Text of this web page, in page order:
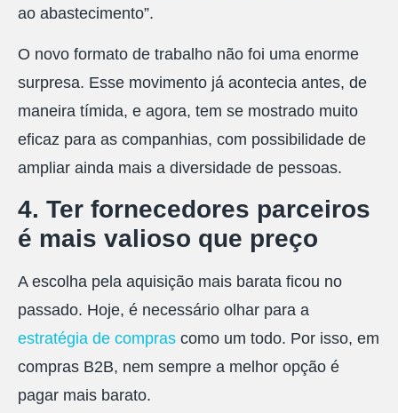
ao abastecimento”.
O novo formato de trabalho não foi uma enorme
surpresa. Esse movimento já acontecia antes, de
maneira tímida, e agora, tem se mostrado muito
eficaz para as companhias, com possibilidade de
ampliar ainda mais a diversidade de pessoas.
4. Ter fornecedores parceiros
é mais valioso que preço
A escolha pela aquisição mais barata ficou no
passado. Hoje, é necessário olhar para a
estratégia de compras como um todo. Por isso, em
compras B2B, nem sempre a melhor opção é
pagar mais barato.